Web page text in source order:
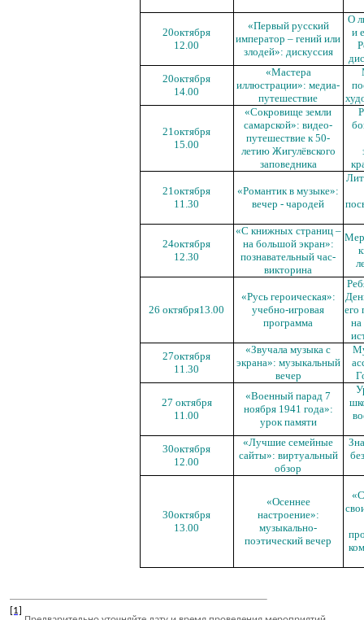
20октября
12.00
«Первый русский
император – гений или
злодей»: дискуссия
О
и
20октября
14.00
«Мастера
иллюстрации»: медиа-
путешествие
21октября
15.00
«Сокровище земли
самарской»: видео-
путешествие к 50-
летию Жигулёвского
заповедника
21октября
11.30
«Романтик в музыке»:
вечер - чародей
24октября
12.30
«С книжных страниц –
на большой экран»:
познавательный час-
викторина
26 октября13.00
«Русь героическая»:
учебно-игровая
программа
его
на
27октября
11.30
«Звучала музыка с
экрана»: музыкальный
вечер
27 октября
11.00
«Военный парад 7
ноября 1941 года»:
урок памяти
30октября
12.00
«Лучшие семейные
сайты»: виртуальный
обзор
30октября
13.00
«Осеннее
настроение»:
музыкально-
поэтический вечер
[1]